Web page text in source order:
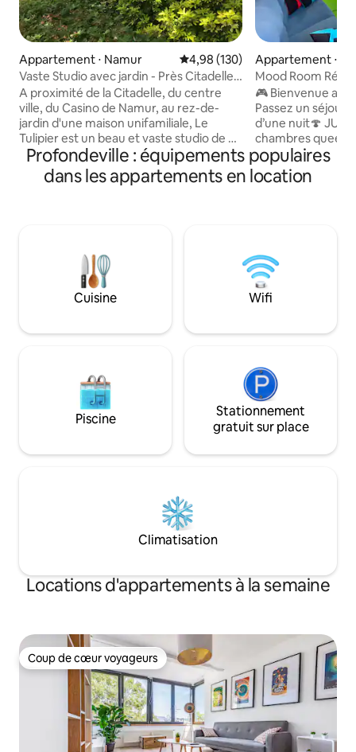
Appartement ⋅ Namur Évaluation moyenne sur la
4,98 (130)
Vaste Studio avec jardin - Près Citadelle
& centre
A proximité de la Citadelle, du centre
ville, du Casino de Namur, au rez-de-
jardin d'une maison unifamiliale, Le
Tulipier est un beau et vaste studio de 80
m2 qui offre une vue relaxante sur un
spacieux jardin dont vous pourrez
profiter grâce à une terrasse et un salon
king size et un divan lit. Il peut acceuillir 2
à 3 personnes/enfants.
Appartement ⋅
Mood Room
Jeux d'arcade・
🎮 Bienvenue au
Passez un séjour
d’une nuit🍄 JUSQU’À 6 PERS. • 2
chambres queen
Sauna & balnéo
• Billard,
d’arcade gratuits
accès autonome → Des soirées de
nostalgie assurées…
maintenant !!!
Profondeville : équipements populaires
dans les appartements en location
Cuisine Wifi
Piscine
Stationnement
gratuit sur place
Climatisation
Locations d'appartements à la semaine
Coup de cœur voyageurs
Coup de cœur voyageurs